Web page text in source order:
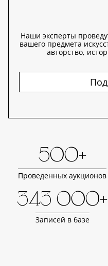
Наши эксперты
вашего предмета
авторство,
500+
Проведенных аукционов
343 000+
Записей в базе